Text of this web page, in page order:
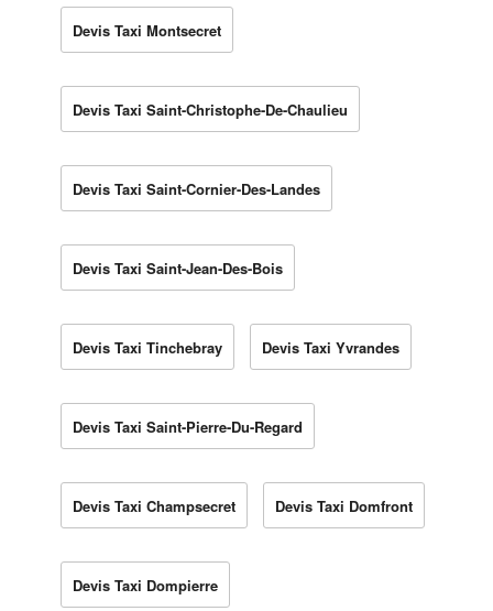
Devis Taxi Montsecret
Devis Taxi Saint-Christophe-De-Chaulieu
Devis Taxi Saint-Cornier-Des-Landes
Devis Taxi Saint-Jean-Des-Bois
Devis Taxi Tinchebray Devis Taxi Yvrandes
Devis Taxi Saint-Pierre-Du-Regard
Devis Taxi Champsecret Devis Taxi Domfront
Devis Taxi Dompierre